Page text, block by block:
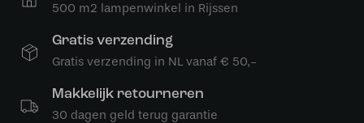
500 m2 lampenwinkel in Rijssen
Gratis verzending
Gratis verzending in NL vanaf € 50,-
Makkelijk retourneren
30 dagen geld terug garantie